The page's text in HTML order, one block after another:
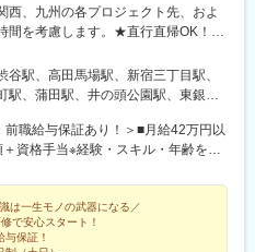
、薬院駅、呉服町駅(福岡県)、香椎宮
堀橋駅、谷町六丁目駅、谷町四丁目
斎橋駅、松屋町駅、堺筋本町駅、
阪府)、東部市場前駅、今川駅(大阪
阪急線)、なにわ橋駅、天満駅、中
駅(大阪府)、西梅田駅、大阪梅田駅
、稲永駅、笠寺駅、左京山駅、上社
都)、大門駅(東京都)、西日暮里駅、
湘南台駅、日吉駅(神奈川県)、溝の口
戸駅、戸塚駅、海老名駅(相模線)、
船駅、橋本駅(神奈川県)、上大岡
、川崎駅、幕張本郷駅、稲毛駅、
西、九州の各プロジェクト先、およ
を考慮します。★直行直帰OK！
あり★全国出張が可能な方には充実
関東】東京、埼玉、千葉、神奈川
阪【九州】福岡▼本社東京都品川区
駅、高田馬場駅、新宿三丁目駅、
駅、蒲田駅、井の頭公園駅、東銀座
都)、清澄白河駅、有楽町駅、豊洲
)、森下駅(東京都)、高輪台駅、新木
木駅、田町駅(東京都)、白金高輪
谷町駅、外苑前駅、国立駅、南新宿
駅、国立競技場駅、四谷三丁目
前職給与保証あり！＞■月給42万円以
資格手当※経験・スキル・年齢を考
験、能力、適性を考慮して、支給額
より収入アップ！／1級、2級施工管
取得者には別途資格手当を支給し
万円2級施工管理技士 ：4万円1級施
は一生モノの武器になる／
で安心スタート！
与保証！